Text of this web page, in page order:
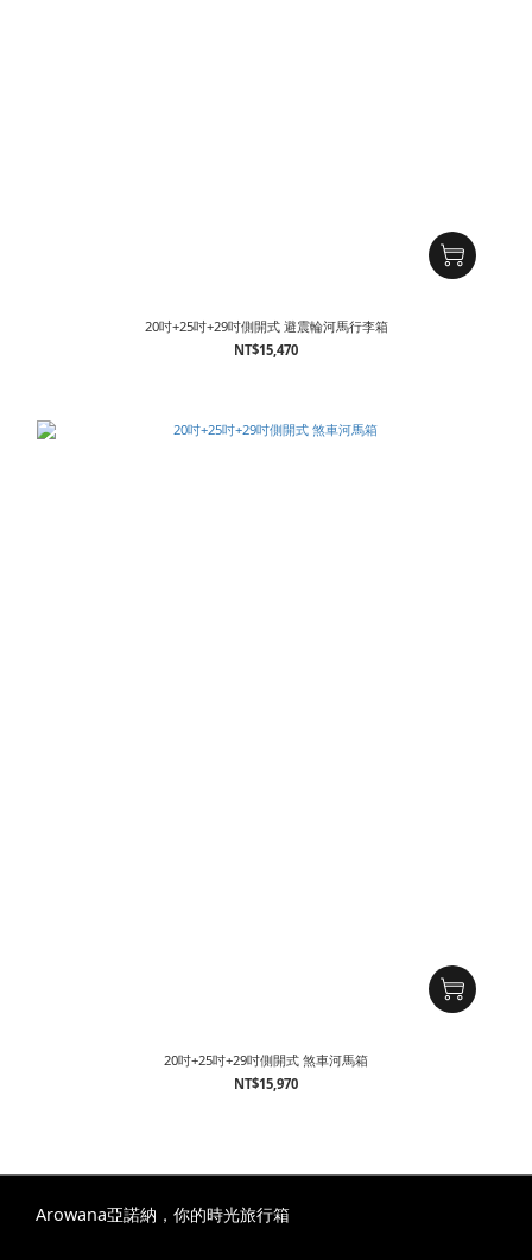
20吋+25吋+29吋側開式 避震輪河馬行李箱
NT$15,470
20吋+25吋+29吋側開式 煞車河馬箱
NT$15,970
Arowana亞諾納，你的時光旅行箱